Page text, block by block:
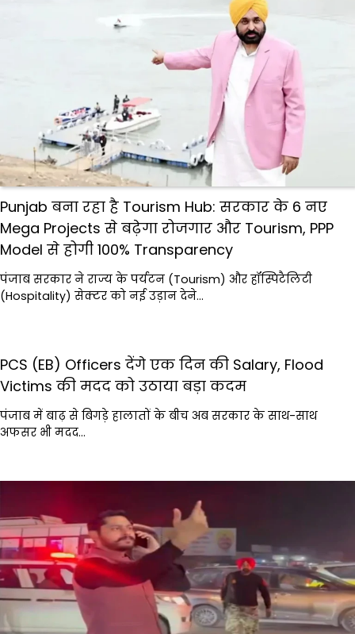
Punjab बना रहा है Tourism Hub: सरकार के 6 नए
Mega Projects से बढ़ेगा रोजगार और Tourism, PPP
Model से होगी 100% Transparency
पंजाब सरकार ने राज्य के पर्यटन (Tourism) और हॉस्पिटैलिटी
(Hospitality) सेक्टर को नई उड़ान देने…
PCS (EB) Officers देंगे एक दिन की Salary, Flood
Victims की मदद को उठाया बड़ा कदम
पंजाब में बाढ़ से बिगड़े हालातों के बीच अब सरकार के साथ-साथ
अफसर भी मदद…